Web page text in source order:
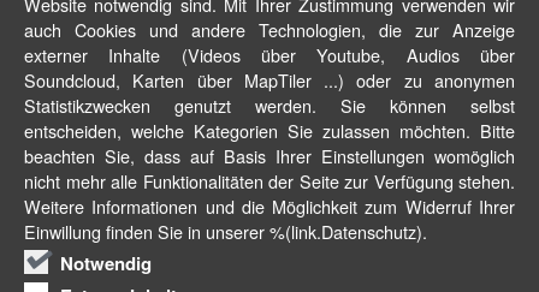
auch Cookies und andere Technologien, die zur Anzeige
externer Inhalte (Videos über Youtube, Audios über
Soundcloud, Karten über MapTiler ...) oder zu anonymen
Statistikzwecken genutzt werden. Sie können selbst
entscheiden, welche Kategorien Sie zulassen möchten. Bitte
beachten Sie, dass auf Basis Ihrer Einstellungen womöglich
nicht mehr alle Funktionalitäten der Seite zur Verfügung stehen.
Weitere Informationen und die Möglichkeit zum Widerruf Ihrer
Einwillung finden Sie in unserer %(link.Datenschutz).
Notwendig